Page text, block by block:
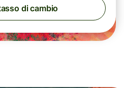
di cambio